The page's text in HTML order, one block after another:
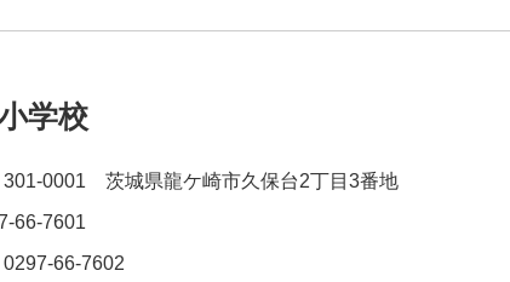
学校
301-0001 茨城県龍ケ崎市久保台2丁目3番地
66-7601
66-7602